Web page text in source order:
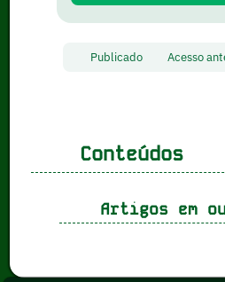
Publicado Acesso
Conteúdos
Artigos em